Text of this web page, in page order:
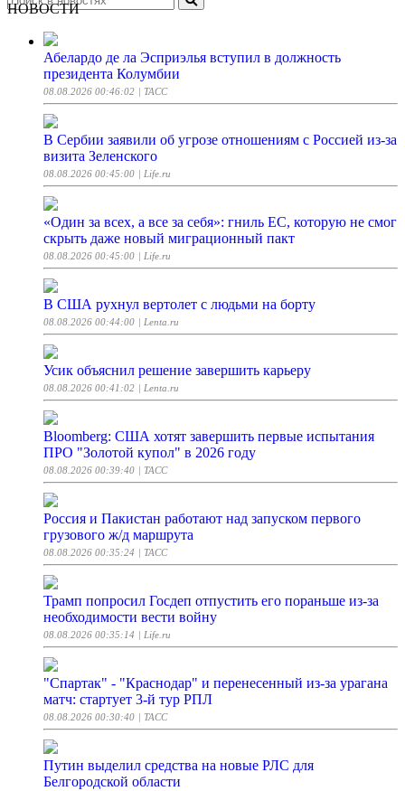
НОВОСТИ
Абелардо де ла Эсприэлья вступил в должность
президента Колумбии
08.08.2026 00:46:02 | ТАСС
В Сербии заявили об угрозе отношениям с Россией из-за
визита Зеленского
08.08.2026 00:45:00 | Life.ru
«Один за всех, а все за себя»: гниль ЕС, которую не смог
скрыть даже новый миграционный пакт
08.08.2026 00:45:00 | Life.ru
В США рухнул вертолет с людьми на борту
08.08.2026 00:44:00 | Lenta.ru
Усик объяснил решение завершить карьеру
08.08.2026 00:41:02 | Lenta.ru
Bloomberg: США хотят завершить первые испытания
ПРО "Золотой купол" в 2026 году
08.08.2026 00:39:40 | ТАСС
Россия и Пакистан работают над запуском первого
грузового ж/д маршрута
08.08.2026 00:35:24 | ТАСС
Трамп попросил Госдеп отпустить его пораньше из-за
необходимости вести войну
08.08.2026 00:35:14 | Life.ru
"Спартак" - "Краснодар" и перенесенный из-за урагана
матч: стартует 3-й тур РПЛ
08.08.2026 00:30:40 | ТАСС
Путин выделил средства на новые РЛС для
Белгородской области